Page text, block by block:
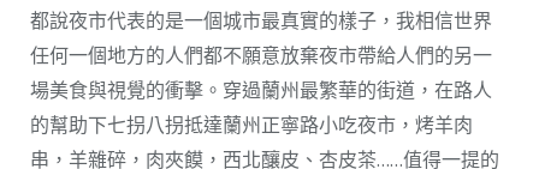
都說夜市代表的是一個城市最真實的樣子，我相信世界
任何一個地方的人們都不願意放棄夜市帶給人們的另一
場美食與視覺的衝擊。穿過蘭州最繁華的街道，在路人
的幫助下七拐八拐抵達蘭州正寧路小吃夜市，烤羊肉
串，羊雜碎，肉夾饃，西北釀皮、杏皮茶……值得一提的